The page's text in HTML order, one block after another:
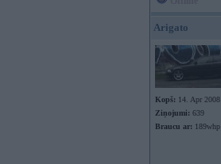
Arigato
Kopš: 14. Apr 2008
Ziņojumi: 639
Braucu ar: 189whp